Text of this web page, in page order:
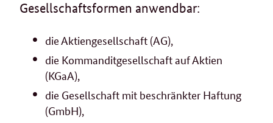
Gesellschaftsformen anwendbar:
die Aktiengesellschaft (AG),
die Kommanditgesellschaft auf Aktien
(KGaA),
die Gesellschaft mit beschränkter Haftung
(GmbH),